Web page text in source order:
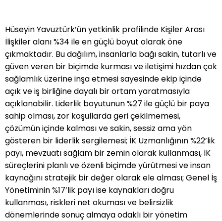
Hedefi nettir, önceliği karışmaz. Kaynağı doğru
yerde kullanır. İnsan gücünü stratejik bir değer
olarak görür. Değişimi kültürü gözeterek yönetir.
Riskleri okur, adımı netleştirir. Sonuç alır. Zor
zamanlarda güvenilen bir iş ortağı olarak kalır.
Hüseyin Yavuztürk’ün yetkinlik profilinde Kişiler Arası
İlişkiler alanı %34 ile en güçlü boyut olarak öne
çıkmaktadır. Bu dağılım, insanlarla bağı sakin, tutarlı ve
güven veren bir biçimde kurması ve iletişimi hızdan çok
sağlamlık üzerine inşa etmesi sayesinde ekip içinde
açık ve iş birliğine dayalı bir ortam yaratmasıyla
açıklanabilir. Liderlik boyutunun %27 ile güçlü bir paya
sahip olması, zor koşullarda geri çekilmemesi,
çözümün içinde kalması ve sakin, sessiz ama yön
gösteren bir liderlik sergilemesi; İK Uzmanlığının %22’lik
payı, mevzuatı sağlam bir zemin olarak kullanması, İK
süreçlerini planlı ve özenli biçimde yürütmesi ve insan
kaynağını stratejik bir değer olarak ele alması; Genel İş
Yönetiminin %17’lik payı ise kaynakları doğru
kullanması, riskleri net okuması ve belirsizlik
dönemlerinde sonuç almaya odaklı bir yönetim